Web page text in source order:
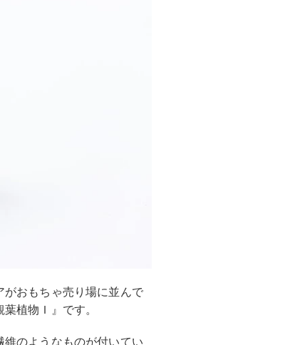
おもちゃ売り場に並んで
植物Ｉ』です。
のようなものが付いてい